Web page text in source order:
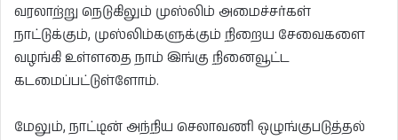
வரலாற்று நெடுகிலும் முஸ்லிம் அமைச்சர்கள்
நாட்டுக்கும், முஸ்லிம்களுக்கும் நிறைய சேவைகளை
வழங்கி உள்ளதை நாம் இங்கு நினைவூட்ட
கடமைப்பட்டுள்ளோம்.
மேலும், நாட்டின் அந்நிய செலாவணி ஒழுங்குபடுத்தல்